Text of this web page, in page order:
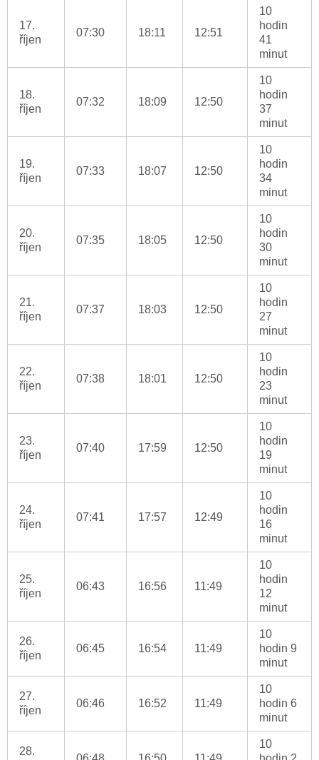
17.
říjen
07:30 18:11 12:51
10
hodin
41
minut
18.
říjen
07:32 18:09 12:50
10
hodin
37
minut
19.
říjen
07:33 18:07 12:50
10
hodin
34
minut
20.
říjen
07:35 18:05 12:50
10
hodin
30
minut
21.
říjen
07:37 18:03 12:50
10
hodin
27
minut
22.
říjen
07:38 18:01 12:50
10
hodin
23
minut
23.
říjen
07:40 17:59 12:50
10
hodin
19
minut
24.
říjen
07:41 17:57 12:49
10
hodin
16
minut
25.
říjen
06:43 16:56 11:49
10
hodin
12
minut
26.
říjen
06:45 16:54 11:49
10
hodin 9
minut
27.
říjen
06:46 16:52 11:49
10
hodin 6
minut
28.
10